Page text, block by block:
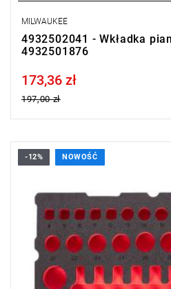
MILWAUKEE
4932502041 - Wkładka
4932501876
Price tax included
173,36 zł
197,00 zł
-12% NOWOŚĆ